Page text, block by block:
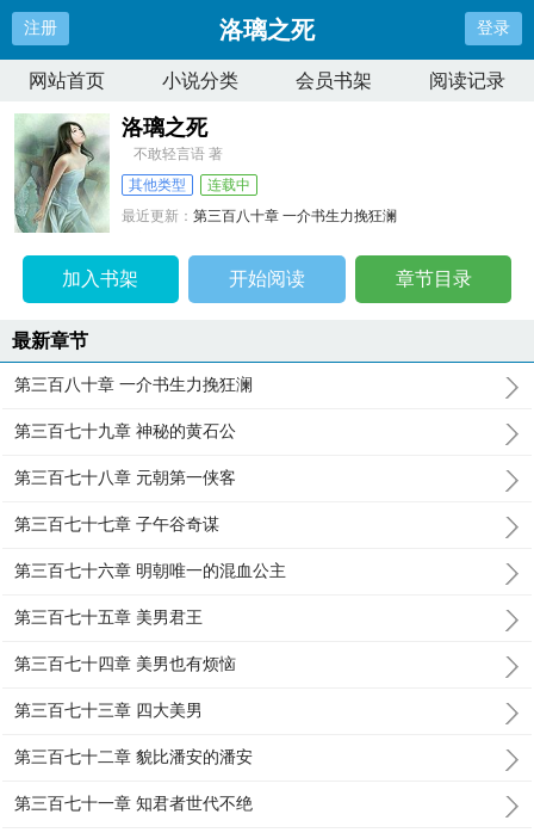
注册 洛璃之死 登录
网站首页 小说分类 会员书架 阅读记录
洛璃之死
不敢轻言语 著
其他类型
连载中
最近更新：第三百八十章 一介书生力挽狂澜
加入书架 开始阅读 章节目录
最新章节
第三百八十章 一介书生力挽狂澜
第三百七十九章 神秘的黄石公
第三百七十八章 元朝第一侠客
第三百七十七章 子午谷奇谋
第三百七十六章 明朝唯一的混血公主
第三百七十五章 美男君王
第三百七十四章 美男也有烦恼
第三百七十三章 四大美男
第三百七十二章 貌比潘安的潘安
第三百七十一章 知君者世代不绝